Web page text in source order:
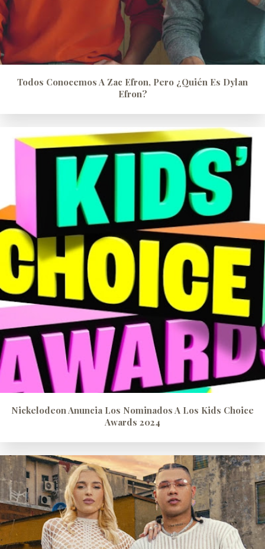
Todos Conocemos A Zac Efron, Pero ¿quién Es Dylan
Efron?
Nickelodeon Anuncia Los Nominados A Los Kids Choice
Awards 2024